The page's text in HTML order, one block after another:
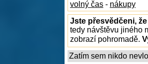
volný čas - nákupy
Jste přesvědčeni,
tedy návštěvu jiného
zobrazí pohromadě.
Zatím sem nikdo